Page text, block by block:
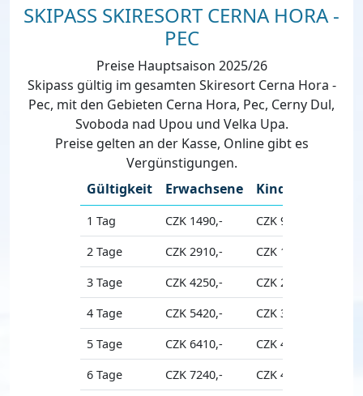
SKIPASS SKIRESORT CERNA HORA -
PEC
Preise Hauptsaison 2025/26
Skipass gültig im gesamten Skiresort Cerna Hora -
Pec, mit den Gebieten Cerna Hora, Pec, Cerny Dul,
Svoboda nad Upou und Velka Upa.
Preise gelten an der Kasse, Online gibt es
Vergünstigungen.
Gültigkeit
Erwachsene Kinder
1 Tag CZK 1490,- CZK 970,-
2 Tage
CZK 2910,- CZK 1890,-
3 Tage
CZK 4250,- CZK 2760,-
4 Tage
CZK 5420,- CZK 3520,-
5 Tage
CZK 6410,- CZK 4170,-
6 Tage
CZK 7240,- CZK 4710,-